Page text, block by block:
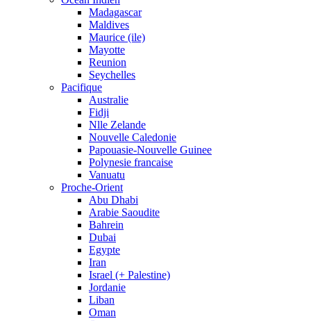
Madagascar
Maldives
Maurice (ile)
Mayotte
Reunion
Seychelles
Pacifique
Australie
Fidji
Nlle Zelande
Nouvelle Caledonie
Papouasie-Nouvelle Guinee
Polynesie francaise
Vanuatu
Proche-Orient
Abu Dhabi
Arabie Saoudite
Bahrein
Dubai
Egypte
Iran
Israel (+ Palestine)
Jordanie
Liban
Oman